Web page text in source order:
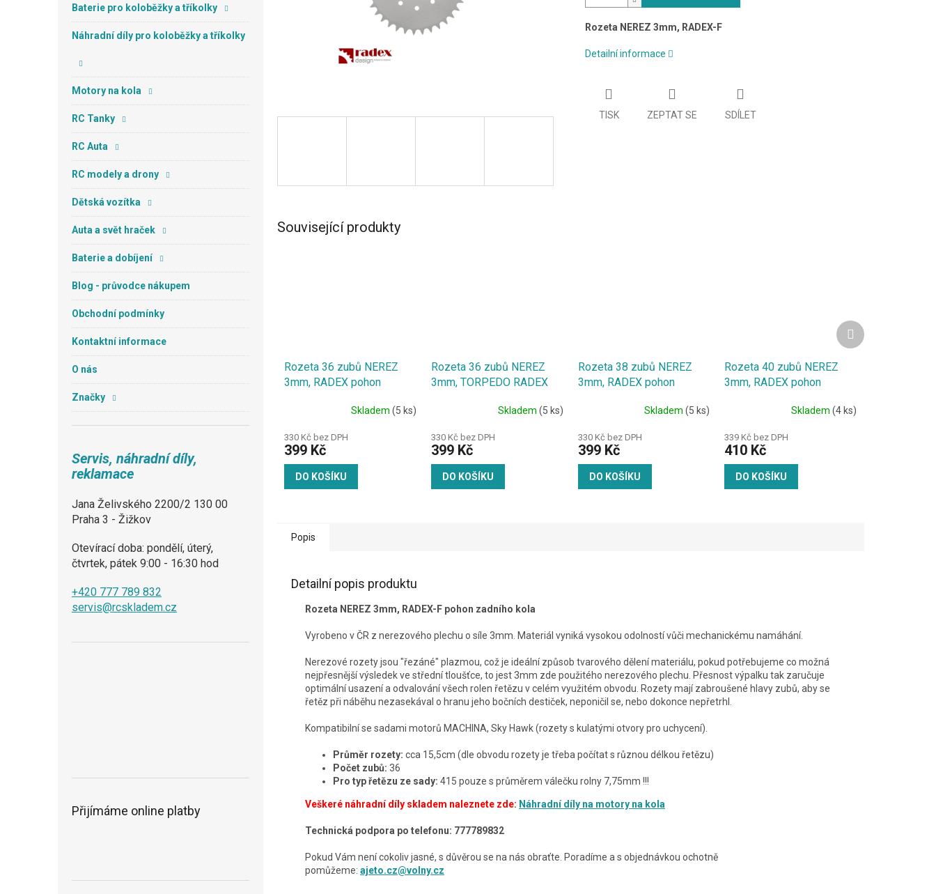
Baterie pro koloběžky a tříkolky
Náhradní díly pro koloběžky a tříkolky
Motory na kola
RC Tanky
RC Auta
RC modely a drony
Dětská vozítka
Auta a svět hraček
Baterie a dobíjení
Blog - průvodce nákupem
Obchodní podmínky
Kontaktní informace
O nás
Značky
Servis, náhradní díly,
reklamace
Jana Želivského 2200/2 130 00
Praha 3 - Žižkov
Otevírací doba: pondělí, úterý,
čtvrtek, pátek 9:00 - 16:30 hod
+420 777 789 832
servis@rcskladem.cz
Přijímáme online platby
Rozeta NEREZ 3mm, RADEX-F
Detailní informace
TISK ZEPTAT SE SDÍLET
Související produkty
Rozeta 36 zubů NEREZ
3mm, RADEX pohon
Skladem (5 ks)
330 Kč bez DPH
399 Kč
DO KOŠÍKU
Rozeta 36 zubů NEREZ
3mm, TORPEDO RADEX
středový otvor 47mm
Skladem (5 ks)
330 Kč bez DPH
399 Kč
DO KOŠÍKU
Rozeta 38 zubů NEREZ
3mm, RADEX pohon
Skladem(5 ks)
330 Kč bez DPH
399 Kč
DO KOŠÍKU
Rozeta 40 zubů NEREZ
3mm, RADEX pohon
Skladem (4 ks)
339 Kč bez DPH
410 Kč
DO KOŠÍKU
Další
produkt
Popis
Detailní popis produktu
Rozeta NEREZ 3mm, RADEX-F pohon zadního kola
Vyrobeno v ČR z nerezového plechu o síle 3mm. Materiál vyniká vysokou odolností vůči mechanickému namáhání.
Nerezové rozety jsou "řezáné" plazmou, což je ideální způsob tvarového dělení materiálu, pokud potřebujeme co možná
nejpřesnější výsledek ve střední tloušťce, to jest 3mm zde použitého nerezového plechu. Přesnost výpalku tak zaručuje
optimální usazení a odvalování všech rolen řetězu v celém využitém obvodu. Rozety mají zabroušené hlavy zubů, aby se
řetěz při náběhu nezasekával o hranu jeho bočních destiček, neponičil se, nebo dokonce nepřetrhl.
Kompatibilní se sadami motorů MACHINA, Sky Hawk (rozety s kulatými otvory pro uchycení).
Průměr rozety: cca 15,5cm (dle obvodu rozety je třeba počítat s různou délkou řetězu)
Počet zubů: 36
Pro typ řetězu ze sady: 415 pouze s průměrem válečku rolny 7,75mm !!!
Veškeré náhradní díly skladem naleznete zde: Náhradní díly na motory na kola
Technická podpora po telefonu: 777789832
Pokud Vám není cokoliv jasné, s důvěrou se na nás obraťte. Poradíme a s objednávkou ochotně
pomůžeme: ajeto.cz@volny.cz